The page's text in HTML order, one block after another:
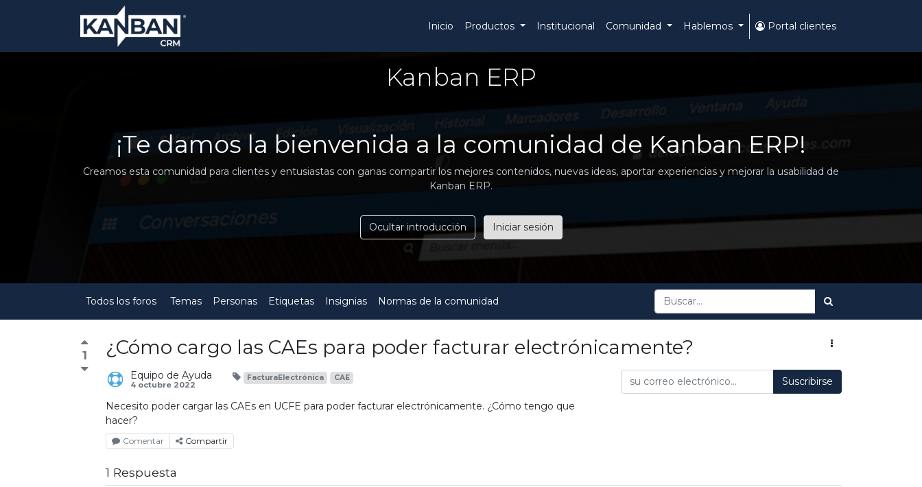
Inicio Productos Institucional Comunidad Hablemos Portal clientes
Kanban ERP
¡Te damos la bienvenida a la comunidad de Kanban ERP!
Creamos esta comunidad para clientes y entusiastas con ganas compartir los mejores contenidos, nuevas ideas, aportar experiencias y mejorar la usabilidad de
Kanban ERP.
Ocultar introducción Iniciar sesión
Todos los foros Temas Personas Etiquetas Insignias Normas de la comunidad
1 ¿Cómo cargo las CAEs para poder facturar electrónicamente?
Equipo de Ayuda
4 octubre 2022 Suscribirse
FacturaElectrónica CAE
Necesito poder cargar las CAEs en UCFE para poder facturar electrónicamente. ¿Cómo tengo que
hacer?
Comentar Compartir
1 Respuesta